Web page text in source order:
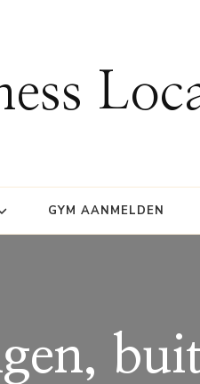
GYM AANMELDEN